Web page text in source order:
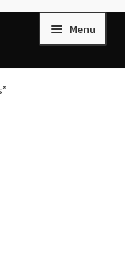
Menu